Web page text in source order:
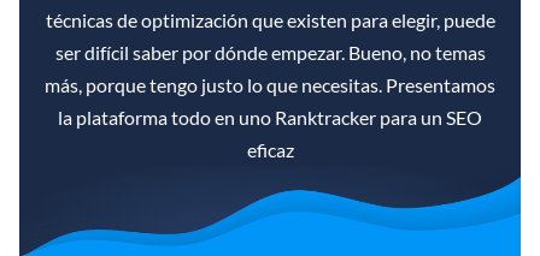
técnicas de optimización que existen para elegir, puede
ser difícil saber por dónde empezar. Bueno, no temas
más, porque tengo justo lo que necesitas. Presentamos
la plataforma todo en uno Ranktracker para un SEO
eficaz